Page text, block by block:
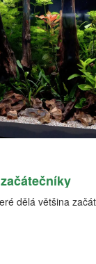
dělá většina